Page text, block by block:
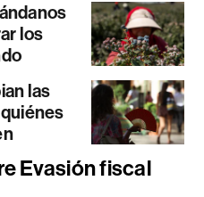
los
las
Evasión fiscal